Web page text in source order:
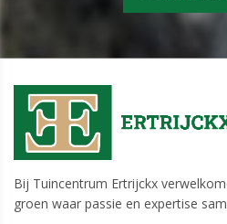
Bij Tuincentrum Ertrijckx
groen waar passie en expertise